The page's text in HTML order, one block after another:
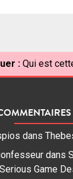
: Qui est
dans
dans
Game